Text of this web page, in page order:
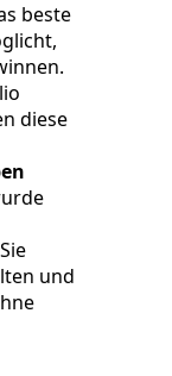
beste
diese
und